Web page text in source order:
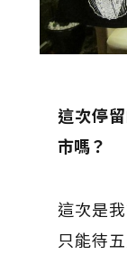
這次停
市嗎？
這次是
只能待